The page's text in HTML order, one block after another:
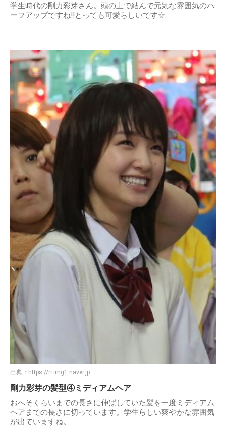
学生時代の剛力彩芽さん。頭の上で結んで元気な雰囲気のハ
ーフアップですね!!とっても可愛らしいです☆
出典： https://rr.img1.naver.jp
剛力彩芽の髪型④ミディアムヘア
おへそくらいまでの長さに伸ばしていた髪を一度ミディアム
ヘアまでの長さに切っています。学生らしい爽やかな雰囲気
が出ていますね。